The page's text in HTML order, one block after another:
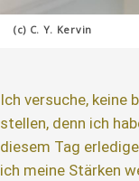
(c) C. Y. Kervin
Ich versuche, keine
stellen, denn ich
diesem Tag
ich meine Stärken